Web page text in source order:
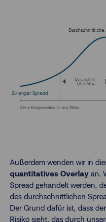
Außerdem wenden wir in
quantitatives Overlay an.
Spread gehandelt werden,
des durchschnittlichen
Der Grund dafür ist, dass
Risiko sieht, das durch